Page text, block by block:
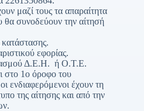
μαζί τους τα απαραίτητα
θα συνοδεύουν την αίτησή
κατάστασης.
εφορίας.
Δ.Ε.Η. ή Ο.Τ.Ε.
στο 1ο όροφο του
ενδιαφερόμενοι έχουν τη
της αίτησης και από την